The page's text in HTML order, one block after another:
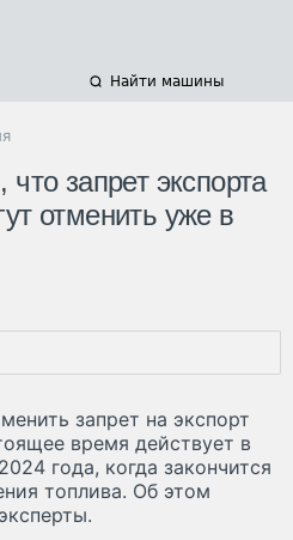
Найти машины
запрет экспорта
отменить уже в
запрет на экспорт
время действует в
года, когда закончится
топлива. Об этом